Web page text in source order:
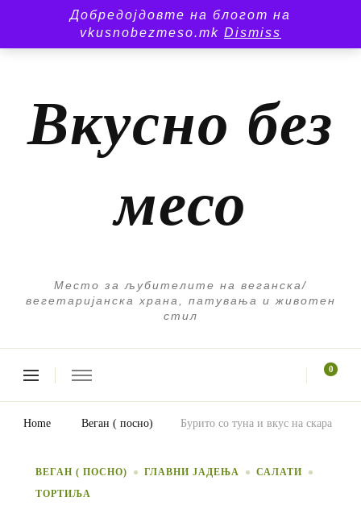
Добредојдовте на блогот на
vkusnobezmeso.mk Dismiss
Вкусно без
месо
Место за љубителите на веганска/
вегетаријанска храна, патувања и животен
стил
Something?
0
Home Веган ( посно) Бурито со туна и вкус на скара
ВЕГАН ( ПОСНО) ГЛАВНИ ЈАДЕЊА
САЛАТИ
ТОРТИЉА